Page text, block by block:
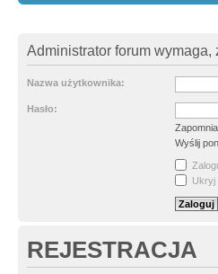
Administrator forum wymaga,
Nazwa użytkownika:
Hasło:
Wyślij
Ukryj
REJESTRACJA